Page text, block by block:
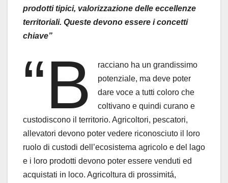
prodotti tipici, valorizzazione delle eccellenze
territoriali. Queste devono essere i concetti
chiave”
“B
racciano ha un grandissimo
potenziale, ma deve poter
dare voce a tutti coloro che
coltivano e quindi curano e
custodiscono il territorio. Agricoltori, pescatori,
allevatori devono poter vedere riconosciuto il loro
ruolo di custodi dell’ecosistema agricolo e del lago
e i loro prodotti devono poter essere venduti ed
acquistati in loco. Agricoltura di prossimitá,